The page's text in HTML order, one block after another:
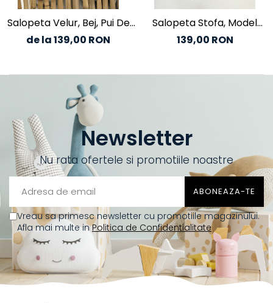
Salopeta Velur, Bej, Pui De
Soare
de la 139,00 RON
Salopeta Stofa, Model
Cadrilat
139,00 RON
Newsletter
Nu rata ofertele si promotiile noastre
Vreau sa primesc newsletter cu promotiile magazinului.
Afla mai multe inPolitica de Confidentialitate